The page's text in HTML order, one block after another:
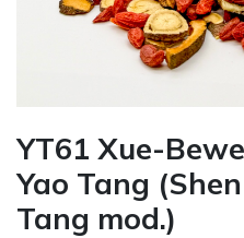
YT61 Xue-
Yao Tang
Tang mod.)